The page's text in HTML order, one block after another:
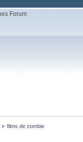
» films de zombie